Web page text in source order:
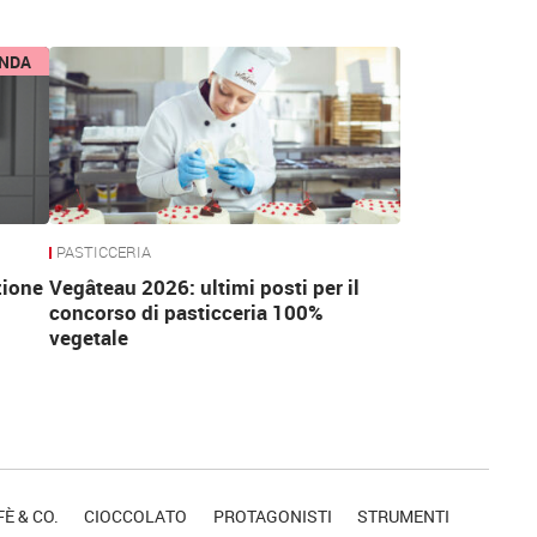
PASTICCERIA
Vegâteau 2026: ultimi posti per il
concorso di pasticceria 100%
vegetale
& CO. CIOCCOLATO PROTAGONISTI STRUMENTI